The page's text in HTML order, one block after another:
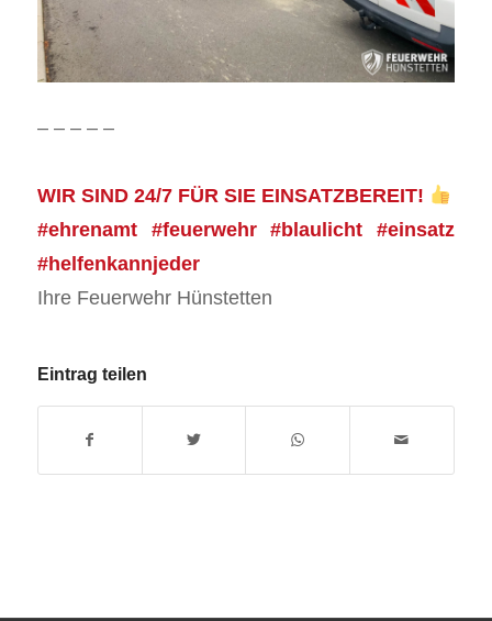
– – – – –
WIR SIND 24/7 FÜR SIE EINSATZBEREIT!
#ehrenamt #feuerwehr #blaulicht #einsatz
#helfenkannjeder
Ihre Feuerwehr Hünstetten
Eintrag teilen